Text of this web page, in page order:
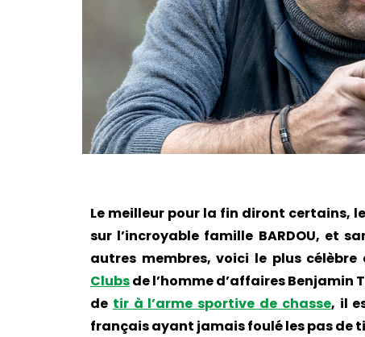
Le meilleur pour la fin diront certains,
sur l’incroyable famille BARDOU, et
autres membres, voici le plus
Clubsde l’homme d’affaires Benjamin
de tir à l’arme sportive de chasse, il
français ayant jamais foulé les pas de